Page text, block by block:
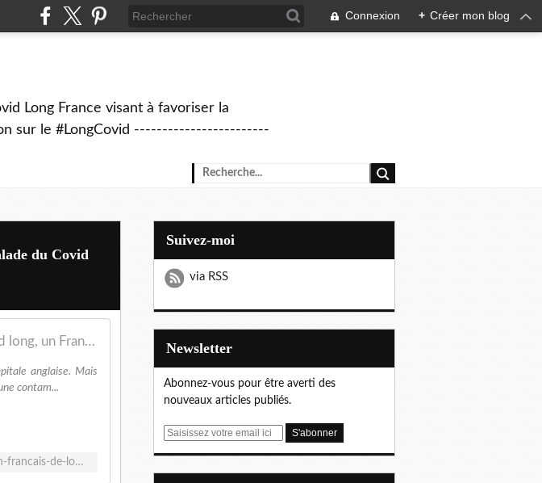
Connexion + Créer mon blog
Long France visant à favoriser la
sur le #LongCovid ------------------------
du Covid
Malade du Covid long, un Français de Londres pousse un cri d'alarme
anglaise. Mais
contam...
https://london.frenchmorning.com/2020/09/10/malade-du-covid-long-un-francais-de-londres-pousse-un-cri-dalarme/
Suivez-moi
via RSS
Newsletter
Abonnez-vous pour être averti des
nouveaux articles publiés.
E